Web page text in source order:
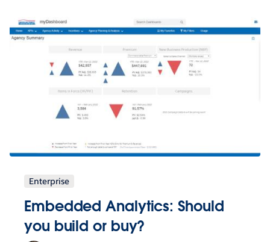
Enterprise
Embedded Analytics: Should
you build or buy?